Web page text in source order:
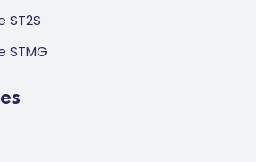
ST2S
STMG